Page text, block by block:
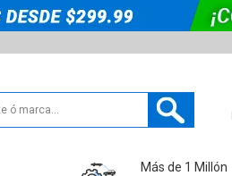
Más de 1 Millón